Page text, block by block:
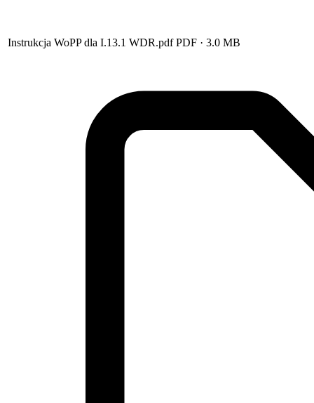
Instrukcja WoPP dla I.13.1 WDR.pdf PDF · 3.0 MB